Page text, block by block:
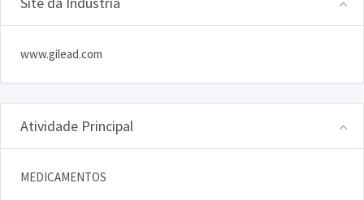
www.gilead.com
Atividade Principal
MEDICAMENTOS